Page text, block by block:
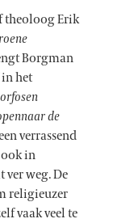
theoloog Erik
Borgman
het
naar de
verrassend
ook in
weg. De
religieuzer
vaak veel te